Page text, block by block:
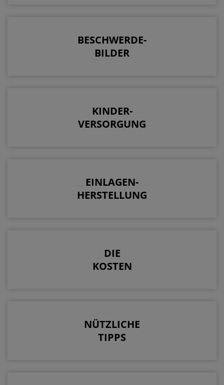
BESCHWERDE-
BILDER
KINDER-
VERSORGUNG
EINLAGEN-
HERSTELLUNG
DIE
KOSTEN
NÜTZLICHE
TIPPS